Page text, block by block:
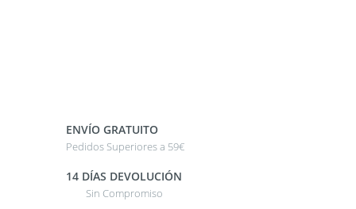
ENVÍO GRATUITO
Pedidos Superiores a 59€
14 DÍAS DEVOLUCIÓN
Sin Compromiso